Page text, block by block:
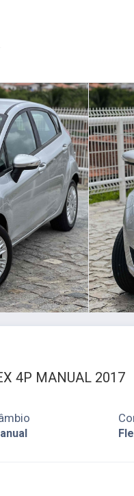
4P MANUAL 2017